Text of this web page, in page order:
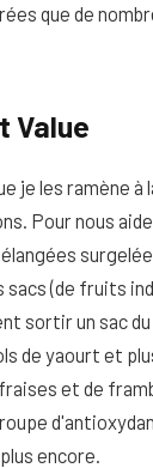
que de
Value
je les ramène à
Pour nous
(de fruits
sortir un sac
de yaourt et
et de
encore.